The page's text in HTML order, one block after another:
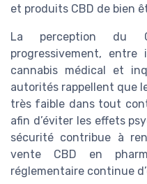
et produits CBD de bien
La perception du
progressivement,
cannabis médical et
autorités rappellent que
très faible dans tout
afin d’éviter les effets
sécurité contribue à
vente CBD en
réglementaire continue